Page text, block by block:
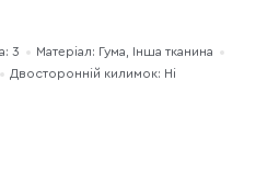
3
Матеріал: Гума, Інша тканина
Двосторонній килимок: Ні